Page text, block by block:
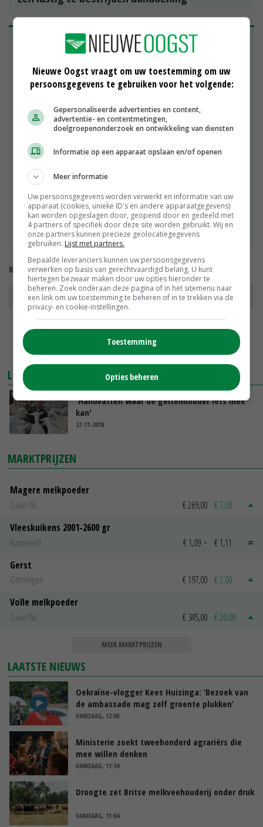
Paratuberculose is een lastig te bestrijden
aandoening bij geiten, omdat niet ieder
geïnfecteerd dier klinische verschijnselen vertoont.
Ziekteverschijnselen ontwikkelen zich tussen de
één en vier jaar na besmetting. Tussen 2011 en
2013 vond een eerste onderzoek plaats onder
leiding van de Gezondheidsdienst voor Dieren. In
dit project is veel kennis opgedaan over de
aandoening. Met twintig deelnemende
geitenhouders is begonnen met de beheersing van
de ziekte. In 2013 is het project overgegaan in een
topsectorenproject met meer fundamenteel
onderzoek, waarbij de Gezondheidsdienst voor
Dieren ook projectleider is. Dit traject
'Paratuberculose in geiten' liep van 2013 tot
halverwege 2017.
Bekijk meer over:
paratuberculose melkgeiten diergezondheid
LEES OOK
'Handvatten waar de geitenhouder iets mee
kan'
27-11-2018
MARKTPRIJZEN
Magere melkpoeder
Zuivel NL
€ 269,00 € 7,00
Vleeskuikens 2001-2600 gr
Barneveld
€ 1,09 ~ € 1,11
Gerst
Groningen
€ 197,00 € 2,00
Volle melkpoeder
Zuivel NL
€ 345,00 € 20,00
MEER MARKTPRIJZEN
LAATSTE NIEUWS
Oekraïne-vlogger Kees Huizinga: ‘Bezoek van
de ambassade mag zelf groente plukken’
VANDAAG, 12:00
Ministerie zoekt tweehonderd agrariërs die
mee willen denken
VANDAAG, 11:34
Droogte zet Britse melkveehouderij onder druk
VANDAAG, 11:04
Nieuwe Oogst vraagt om uw toestemming om uw
persoonsgegevens te gebruiken voor het volgende:
Gepersonaliseerde advertenties en content,
advertentie- en contentmetingen,
doelgroepenonderzoek en ontwikkeling van diensten
Informatie op een apparaat opslaan en/of openen
Meer informatie
Uw persoonsgegevens worden verwerkt en informatie van uw
apparaat (cookies, unieke ID's en andere apparaatgegevens)
kan worden opgeslagen door, geopend door en gedeeld met
4 partners of specifiek door deze site worden gebruikt. Wij en
onze partners kunnen precieze geolocatiegegevens
gebruiken. Lijst met partners.
Bepaalde leveranciers kunnen uw persoonsgegevens
verwerken op basis van gerechtvaardigd belang. U kunt
hiertegen bezwaar maken door uw opties hieronder te
beheren. Zoek onderaan deze pagina of in het sitemenu naar
een link om uw toestemming te beheren of in te trekken via de
privacy- en cookie-instellingen.
Toestemming
Opties beheren